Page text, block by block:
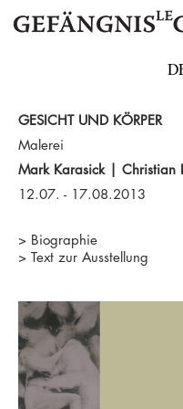
GESICHT UND KÖRPER
Malerei
Mark Karasick | Christian
12.07. - 17.08.2013
> Biographie
> Text zur Ausstellung